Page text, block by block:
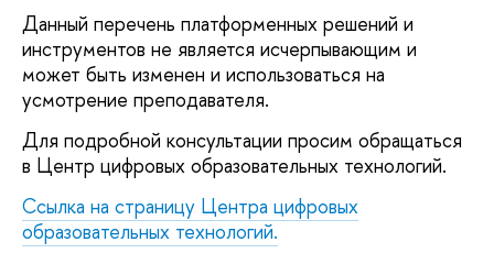
Данный перечень платформенных решений и
инструментов не является исчерпывающим и
может быть изменен и использоваться на
усмотрение преподавателя.
Для подробной консультации просим обращаться
в Центр цифровых образовательных технологий.
Ссылка на страницу Центра цифровых
образовательных технологий.